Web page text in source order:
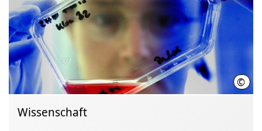
©
Wissenschaft